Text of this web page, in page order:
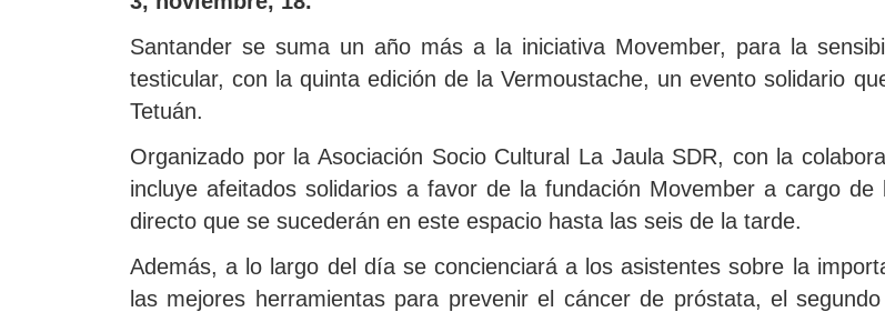
Santander se suma un año más a la iniciativa Movember, para la
testicular, con la quinta edición de la Vermoustache, un evento solidario
Tetuán.
Organizado por la Asociación Socio Cultural La Jaula SDR, con la
incluye afeitados solidarios a favor de la fundación Movember a cargo
directo que se sucederán en este espacio hasta las seis de la tarde.
Además, a lo largo del día se concienciará a los asistentes sobre la
las mejores herramientas para prevenir el cáncer de próstata, el